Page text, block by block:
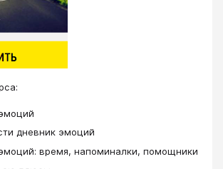
дневник эмоций
время, напоминалки, помощники